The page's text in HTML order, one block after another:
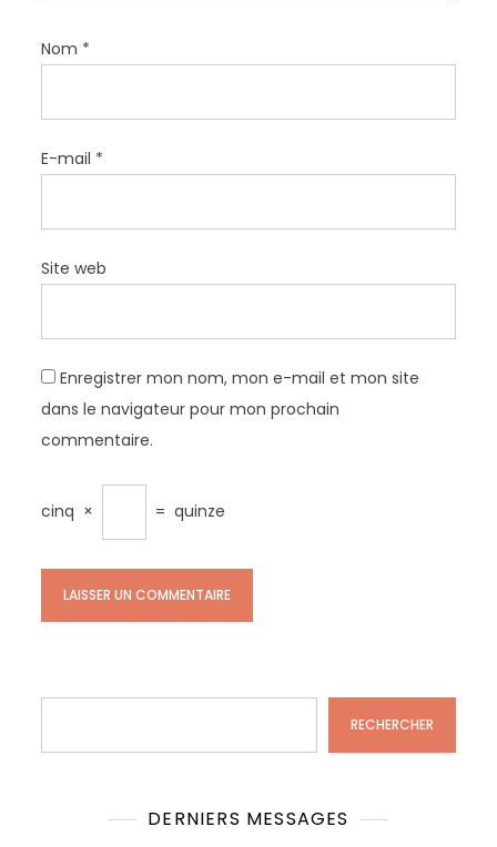
Nom *
E-mail *
Site web
Enregistrer mon nom, mon e-mail et mon site
dans le navigateur pour mon prochain
commentaire.
cinq × = quinze
RECHERCHER
DERNIERS MESSAGES